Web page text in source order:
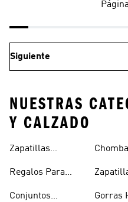
Siguiente
NUESTRAS
Y CALZADO
Zapatillas
Regalos Para
Conjuntos
Hombre
Gorras